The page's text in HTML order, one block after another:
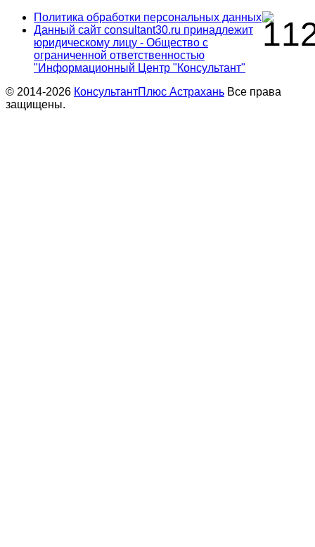
Политика обработки персональных данных
Данный сайт consultant30.ru принадлежит
юридическому лицу - Общество с
ограниченной ответственностью
"Информационный Центр "Консультант"
© 2014-2026 КонсультантПлюс Астрахань Все права
защищены.